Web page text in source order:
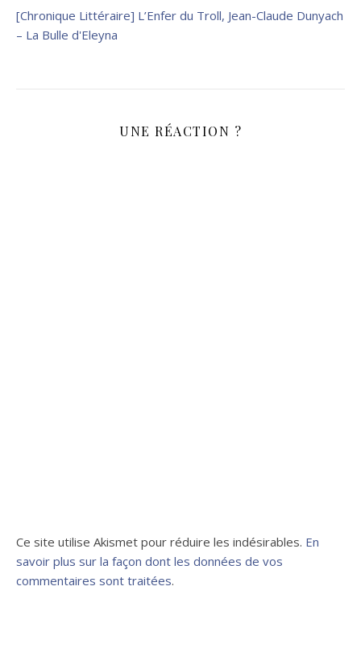
[Chronique Littéraire] L’Enfer du Troll, Jean-Claude Dunyach
– La Bulle d'Eleyna
UNE RÉACTION ?
Ce site utilise Akismet pour réduire les indésirables. En
savoir plus sur la façon dont les données de vos
commentaires sont traitées.